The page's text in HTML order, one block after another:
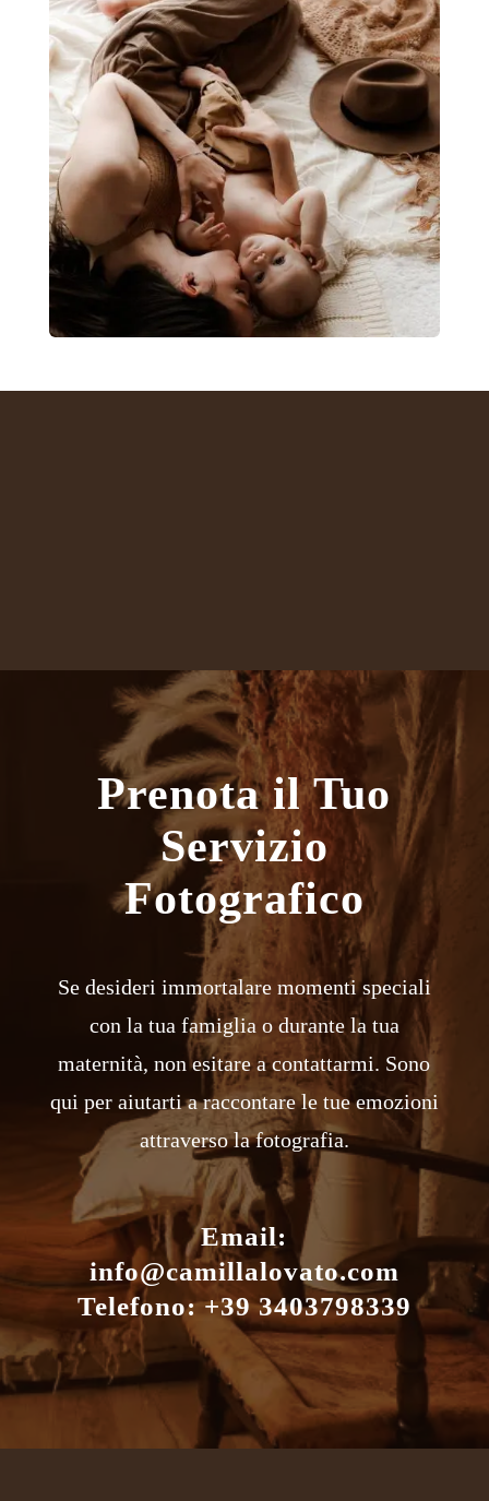
Prenota il Tuo
Servizio
Fotografico
Se desideri immortalare momenti speciali
con la tua famiglia o durante la tua
maternità, non esitare a contattarmi. Sono
qui per aiutarti a raccontare le tue emozioni
attraverso la fotografia.
Email:
info@camillalovato.com
Telefono: +39 3403798339